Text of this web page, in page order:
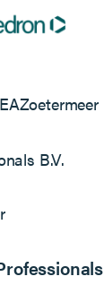
Zoetermeer
B.V.